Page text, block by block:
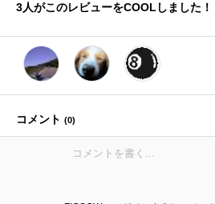
3人がこのレビューをCOOLしました！
コメント (0)